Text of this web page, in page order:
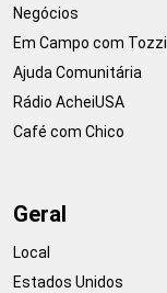
Negócios
Em Campo com Tozzi
Ajuda Comunitária
Rádio AcheiUSA
Café com Chico
Geral
Local
Estados Unidos